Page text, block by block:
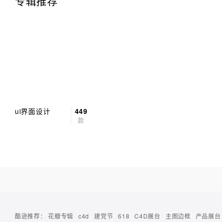
ui界面设计 449
款
酷逊推荐：花瓣专辑 c4d 建党节 618 C4D展台 主图边框 产品展台